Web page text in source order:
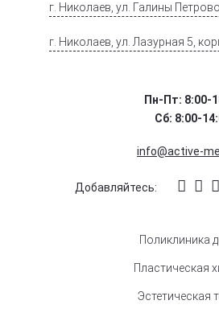
г. Николаев, ул. Галины
г. Николаев, ул. Лазурная 5,
Пн-Пт: 8:00-
Сб: 8:00-
info@active-
Добавляйтесь:
Поликлиника
Пластическая
Эстетическая